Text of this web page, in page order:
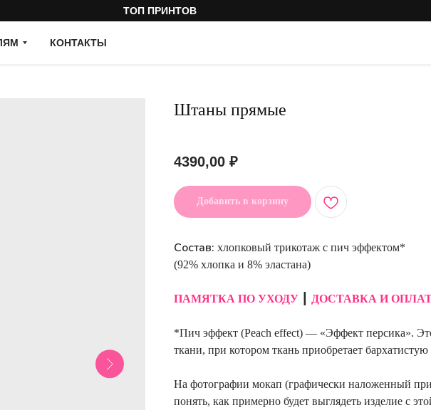
КОНТАКТЫ
ТОП ПРИНТОВ
Штаны прямые
4390,00 ₽
Добавить в корзину
Состав: хлопковый трикотаж с пич эффектом*
(92% хлопка и 8% эластана)
ПАМЯТКА ПО УХОДУ ДОСТАВКА И
*Пич эффект (Peach effect) — «Эффект персика».
ткани, при котором ткань приобретает
На фотографии мокап (графически наложенный
понять, как примерно будет выглядеть изделие с